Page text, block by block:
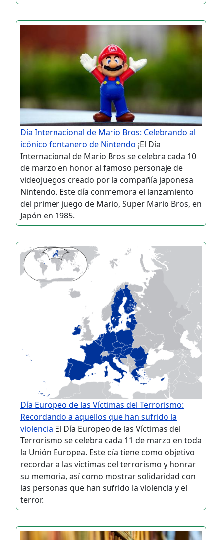
Día Internacional de Mario Bros: Celebrando al
icónico fontanero de Nintendo ¡El Día
Internacional de Mario Bros se celebra cada 10
de marzo en honor al famoso personaje de
videojuegos creado por la compañía japonesa
Nintendo. Este día conmemora el lanzamiento
del primer juego de Mario, Super Mario Bros, en
Japón en 1985.
Día Europeo de las Víctimas del Terrorismo:
Recordando a aquellos que han sufrido la
violencia El Día Europeo de las Víctimas del
Terrorismo se celebra cada 11 de marzo en toda
la Unión Europea. Este día tiene como objetivo
recordar a las víctimas del terrorismo y honrar
su memoria, así como mostrar solidaridad con
las personas que han sufrido la violencia y el
terror.